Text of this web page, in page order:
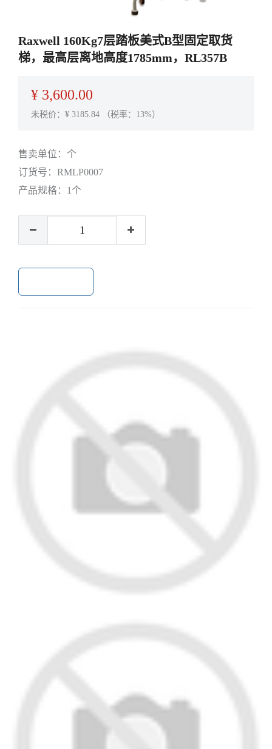
Raxwell 160Kg7层踏板美式B型固定取货
梯，最高层离地高度1785mm，RL357B
¥ 3,600.00
未税价：¥ 3185.84 （税率：13%）
售卖单位： 个
订货号： RMLP0007
产品规格： 1个